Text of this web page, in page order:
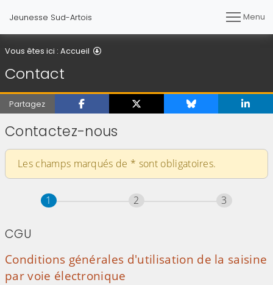
Jeunesse Sud-Artois Menu
Vous êtes ici : Accueil
Contact
Partagez
Contactez-nous
Les champs marqués de * sont obligatoires.
Étape
1 sur 3 Étape
2 Étape
3
CGU
Conditions générales d'utilisation de la saisine
par voie électronique